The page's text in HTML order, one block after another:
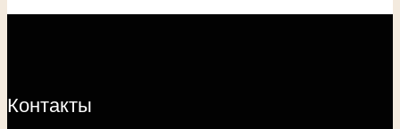
Контакты